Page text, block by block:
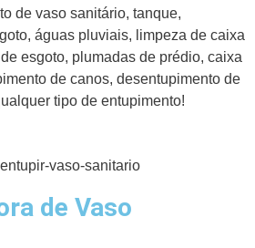
de vaso sanitário, tanque,
águas pluviais, limpeza de caixa
esgoto, plumadas de prédio, caixa
de canos, desentupimento de
tipo de entupimento!
de Vaso